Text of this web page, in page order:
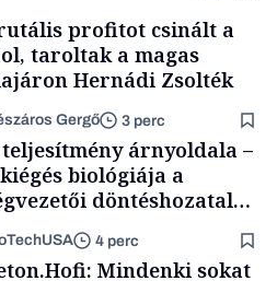
profitot csinált a
taroltak a magas
Hernádi Zsolték
Gergő 3 perc
árnyoldala –
biológiája a
döntéshozatal
4 perc
Mindenki sokat